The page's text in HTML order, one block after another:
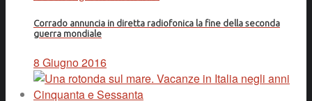
Corrado annuncia in diretta radiofonica la fine della seconda
guerra mondiale
8 Giugno 2016